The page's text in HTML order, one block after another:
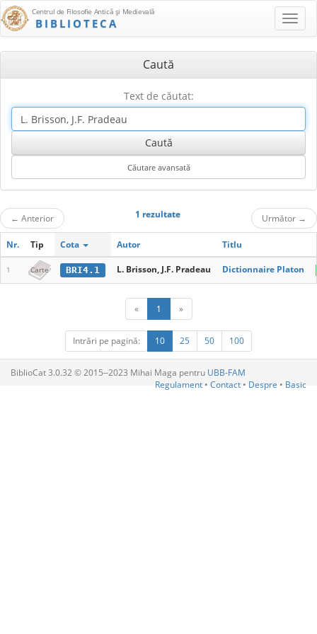
Centrul de Filosofie Antică şi Medievală
BIBLIOTECA
Caută
Text de căutat:
← Anterior 1 rezultate Următor →
Nr. Tip Cota Autor Titlu
1 Carte BRI4.1 L. Brisson, J.F. Pradeau Dictionnaire Platon
« 1 »
Intrări pe pagină: 10 25 50 100
BiblioCat 3.0.32 © 2015‒2023 Mihai Maga pentru UBB-FAM
Regulament • Contact • Despre • Basic